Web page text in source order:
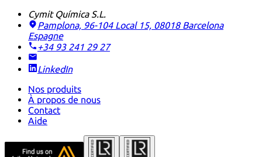
Cymit Química S.L.
Pamplona, 96-104 Local 15, 08018 Barcelona
Espagne
+34 93 241 29 27
LinkedIn
Nos produits
À propos de nous
Contact
Aide